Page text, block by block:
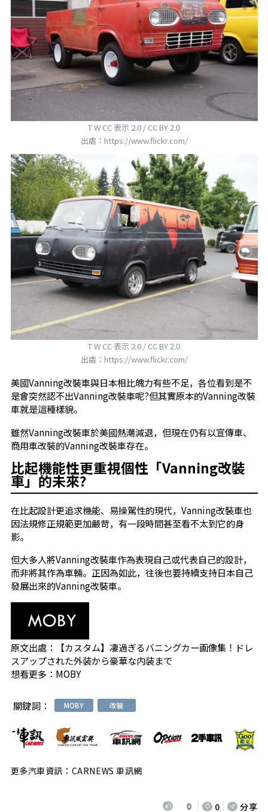
T W CC 表示 2.0 / CC BY 2.0
出處：https://www.flickr.com/
T W CC 表示 2.0 / CC BY 2.0
出處：https://www.flickr.com/
美國Vanning改裝車與日本相比魄力有些不足，各位看到是不
是會突然認不出Vanning改裝車呢?但其實原本的Vanning改裝
車就是這種樣貌。
雖然Vanning改裝車於美國熱潮減退，但現在仍有以宣傳車、
商用車改裝的Vanning改裝車存在。
比起機能性更重視個性「Vanning改裝
車」的未來?
在比起設計更追求機能、易操駕性的現代，Vanning改裝車也
因法規修正規範更加嚴苛，有一段時間甚至看不太到它的身
影。
但大多人將Vanning改裝車作為表現自己或代表自己的設計，
而非將其作為車輛。正因為如此，往後也要持續支持日本自己
發展出來的Vanning改裝車。
原文出處：
【カスタム】凄過ぎるバニングカー画像集！ドレ
スアップされた外装から豪華な内装まで
想看更多： MOBY
關鍵詞： MOBY 改裝
更多汽車資訊：CARNEWS 車訊網
0 0 分享